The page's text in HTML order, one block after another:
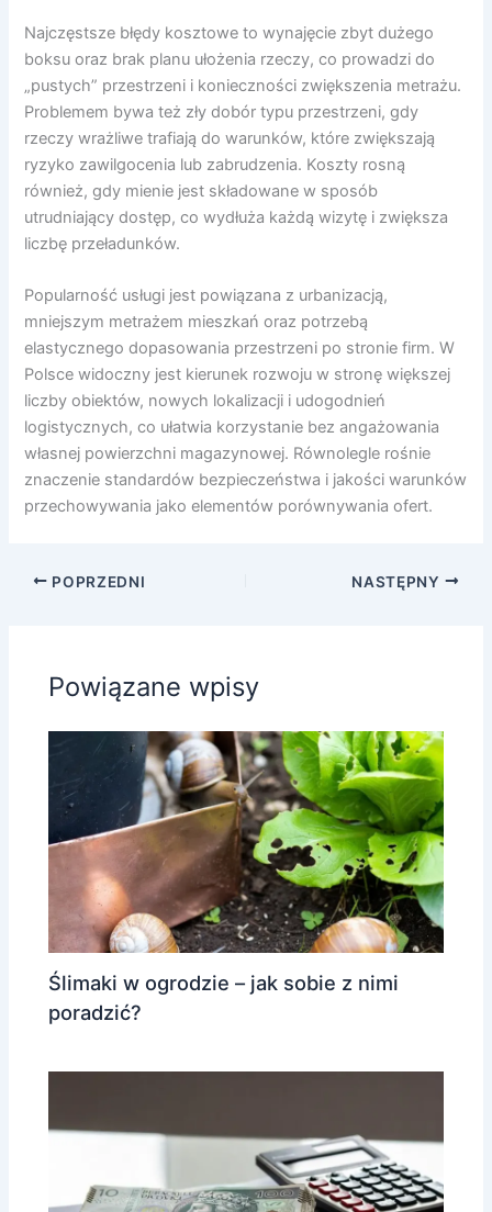
Najczęstsze błędy kosztowe to wynajęcie zbyt dużego
boksu oraz brak planu ułożenia rzeczy, co prowadzi do
„pustych” przestrzeni i konieczności zwiększenia metrażu.
Problemem bywa też zły dobór typu przestrzeni, gdy
rzeczy wrażliwe trafiają do warunków, które zwiększają
ryzyko zawilgocenia lub zabrudzenia. Koszty rosną
również, gdy mienie jest składowane w sposób
utrudniający dostęp, co wydłuża każdą wizytę i zwiększa
liczbę przeładunków.
Popularność usługi jest powiązana z urbanizacją,
mniejszym metrażem mieszkań oraz potrzebą
elastycznego dopasowania przestrzeni po stronie firm. W
Polsce widoczny jest kierunek rozwoju w stronę większej
liczby obiektów, nowych lokalizacji i udogodnień
logistycznych, co ułatwia korzystanie bez angażowania
własnej powierzchni magazynowej. Równolegle rośnie
znaczenie standardów bezpieczeństwa i jakości warunków
przechowywania jako elementów porównywania ofert.
POPRZEDNI NASTĘPNY
Powiązane wpisy
Ślimaki w ogrodzie – jak sobie z nimi
poradzić?